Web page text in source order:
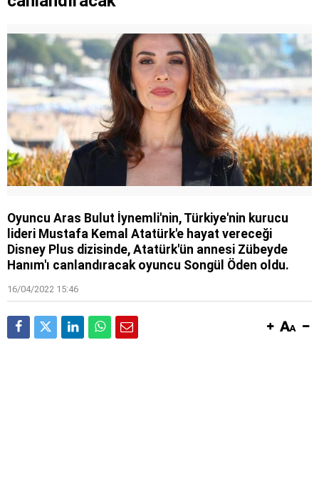
mont arıyor
Oyuncu Aras Bulut İynemli'nin, Türkiye'nin kurucu
lideri Mustafa Kemal Atatürk'e hayat vereceği
Disney Plus dizisinde, Atatürk'ün annesi Zübeyde
Hanım'ı canlandıracak oyuncu Songül Öden oldu.
16/04/2022 15:46